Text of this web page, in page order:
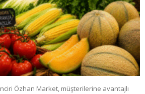
Özhan Market, müşterilerine avantajlı